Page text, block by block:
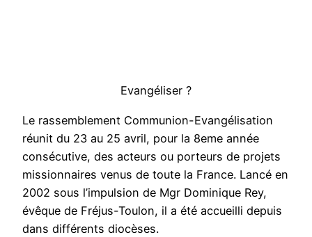
Evangéliser ?
Le rassemblement Communion-Evangélisation
réunit du 23 au 25 avril, pour la 8eme année
consécutive, des acteurs ou porteurs de projets
missionnaires venus de toute la France. Lancé en
2002 sous l’impulsion de Mgr Dominique Rey,
évêque de Fréjus-Toulon, il a été accueilli depuis
dans différents diocèses.